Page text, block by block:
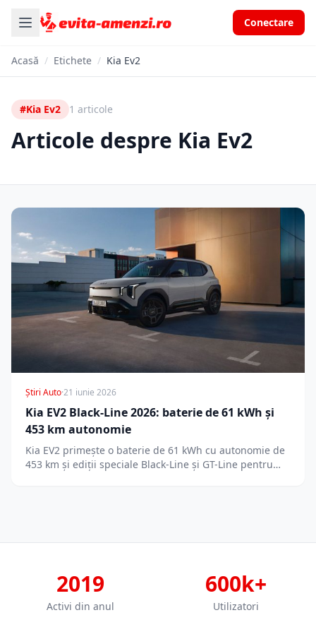
Conectare
Acasă / Etichete / Kia Ev2
#Kia Ev2 1 articole
Articole despre Kia Ev2
Știri Auto·21 iunie 2026
Kia EV2 Black-Line 2026: baterie de 61 kWh și
453 km autonomie
Kia EV2 primește o baterie de 61 kWh cu autonomie de
453 km și ediții speciale Black-Line și GT-Line pentru…
2019
Activi din anul
600k+
Utilizatori